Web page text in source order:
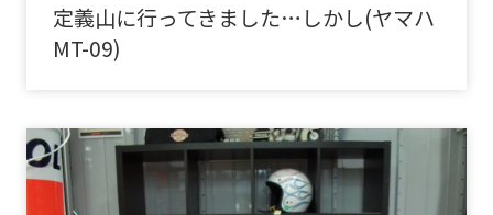
定義山に行ってきました…しかし(ヤマハ
MT-09)